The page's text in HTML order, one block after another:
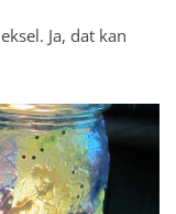
Ja, dat kan